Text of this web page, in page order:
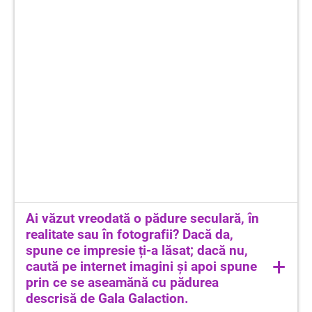
Răspunsuri așteptate
- specii de arbori, plante și animale:
agurizari, stejar; dediței, curpeni; cerbi,
căprioare, vulpi, lupi, ereți
- aspectul general al pădurii: o pădure mare,
fără poteci, în care omul nu a intervenit și
Ai văzut vreodată o pădure seculară, în
realitate sau în fotografii? Dacă da,
spune ce impresie ți-a lăsat; dacă nu,
caută pe internet imagini și apoi spune
prin ce se aseamănă cu pădurea
descrisă de Gala Galaction.
+